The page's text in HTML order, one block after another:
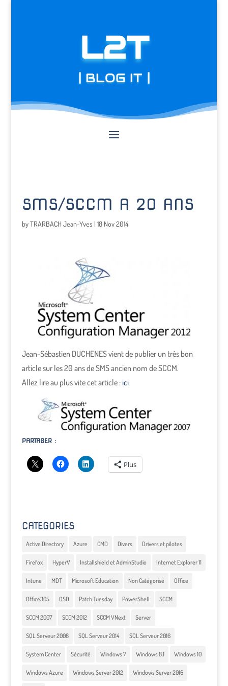
L2T
| BLOG IT |
SMS/SCCM A 20 ANS
byTRARBACH Jean-Yves | 18 Nov 2014
Jean-Sébastien DUCHENES vient de publier un très bon
article sur les 20 ans de SMS ancien nom de SCCM.
Allez lire au plus vite cet article :ici
PARTAGER :
Plus
CATEGORIES
Active Directory Azure CMD Divers Drivers et pilotes
Firefox HyperV Installshield et AdminStudio Internet Explorer 11
Intune MDT Microsoft Education Non Catégorisé Office
Office365 OSD Patch Tuesday PowerShell SCCM
SCCM 2007 SCCM 2012 SCCM VNext Server
SQL Serveur 2008 SQL Serveur 2014 SQL Serveur 2016
System Center Sécurité Windows 7 Windows 8.1 Windows 10
Windows Azure Windows Server 2012 Windows Server 2016